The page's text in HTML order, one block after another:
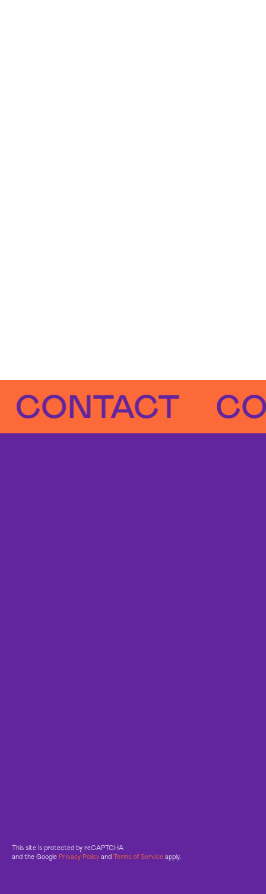
This site is protected by reCAPTCHA
and the Google Privacy Policy and Terms of Service apply.